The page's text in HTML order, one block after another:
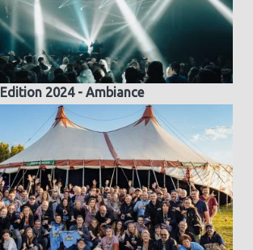
Edition 2024 - Ambiance